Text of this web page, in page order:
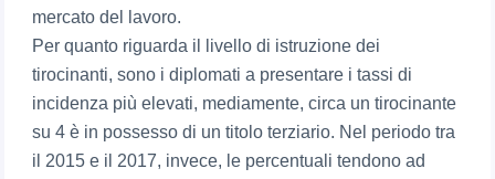
mercato del lavoro.
Per quanto riguarda il livello di istruzione dei
tirocinanti, sono i diplomati a presentare i tassi di
incidenza più elevati, mediamente, circa un tirocinante
su 4 è in possesso di un titolo terziario. Nel periodo tra
il 2015 e il 2017, invece, le percentuali tendono ad